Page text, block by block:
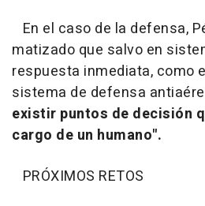
En el caso de la defensa,
matizado que salvo en
respuesta inmediata, como
sistema de defensa
existir puntos de decisión
cargo de un humano".
PRÓXIMOS RETOS